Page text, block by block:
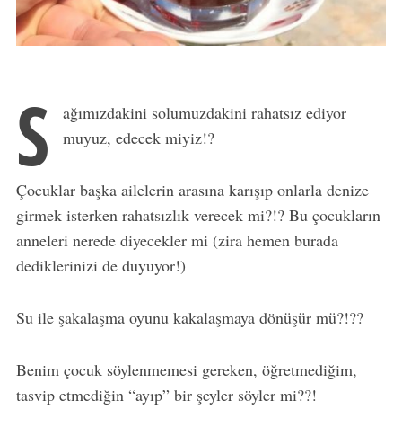
S
ağımızdakini solumuzdakini rahatsız ediyor
muyuz, edecek miyiz!?
Çocuklar başka ailelerin arasına karışıp onlarla denize
girmek isterken rahatsızlık verecek mi?!? Bu çocukların
anneleri nerede diyecekler mi (zira hemen burada
dediklerinizi de duyuyor!)
Su ile şakalaşma oyunu kakalaşmaya dönüşür mü?!??
Benim çocuk söylenmemesi gereken, öğretmediğim,
tasvip etmediğin “ayıp” bir şeyler söyler mi??!